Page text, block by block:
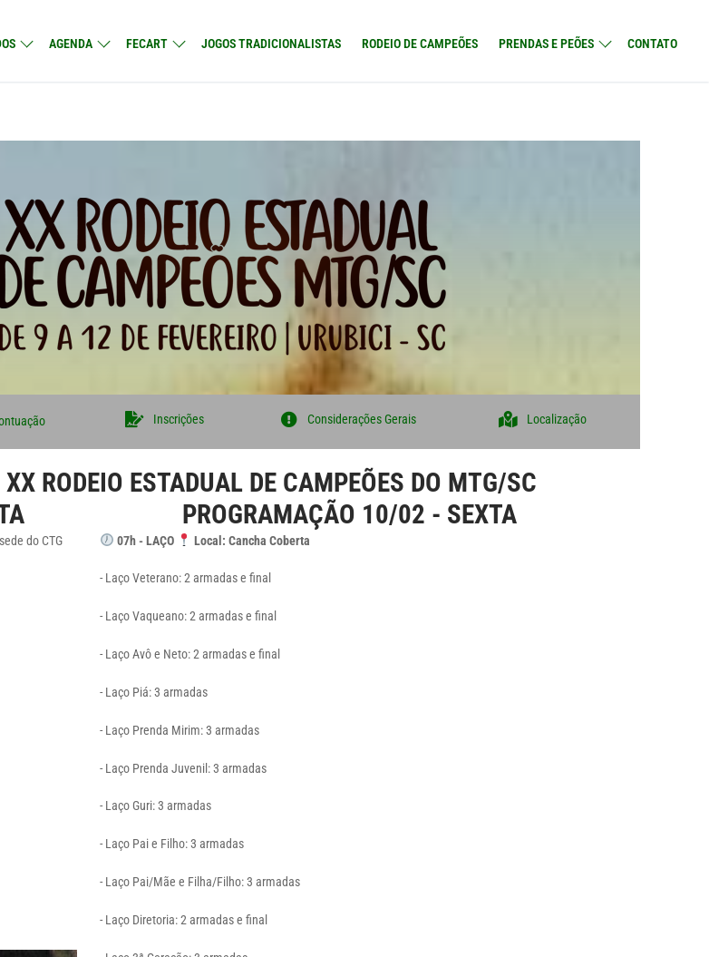
AGENDA FECART JOGOS TRADICIONALISTAS RODEIO DE CAMPEÕES PRENDAS E PEÕES CONTATO
Inscrições Considerações Gerais Localização
RODEIO ESTADUAL DE CAMPEÕES DO MTG/SC
do CTG
PROGRAMAÇÃO 10/02 - SEXTA
07h - LAÇO Local: Cancha Coberta
- Laço Veterano:2 armadas e final
- Laço Vaqueano:2 armadas e final
- Laço Avô e Neto:2 armadas e final
- Laço Piá:3 armadas
- Laço Prenda Mirim:3 armadas
- Laço Prenda Juvenil:3 armadas
- Laço Guri:3 armadas
- Laço Pai e Filho:3 armadas
- Laço Pai/Mãe e Filha/Filho:3 armadas
- Laço Diretoria:2 armadas e final